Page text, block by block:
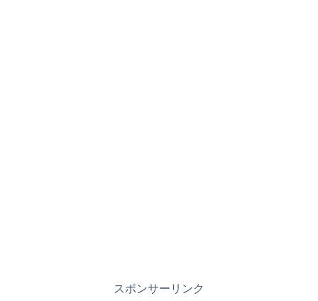
スポンサーリンク